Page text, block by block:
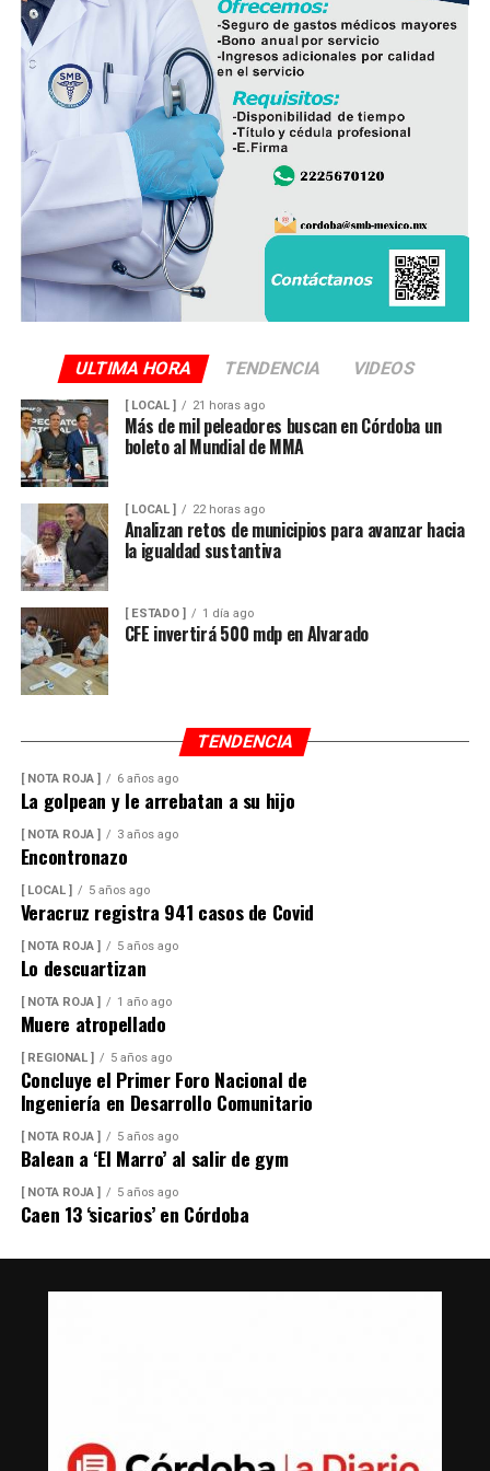
operan ocho empresas productoras con más de 350
granjas avícolas, las cuales representan una importante
fuente de empleo y desarrollo económico para
comunidades rurales de ambas entidades.
ULTIMA HORA TENDENCIA VIDEOS
[ LOCAL ] 21 horas ago
Más de mil peleadores buscan en Córdoba un
boleto al Mundial de MMA
[ LOCAL ] 22 horas ago
Analizan retos de municipios para avanzar hacia
la igualdad sustantiva
[ ESTADO ] 1 día ago
CFE invertirá 500 mdp en Alvarado
TENDENCIA
[ NOTA ROJA ] 6 años ago
La golpean y le arrebatan a su hijo
[ NOTA ROJA ] 3 años ago
Encontronazo
[ LOCAL ] 5 años ago
Veracruz registra 941 casos de Covid
[ NOTA ROJA ] 5 años ago
Lo descuartizan
[ NOTA ROJA ] 1 año ago
Muere atropellado
[ REGIONAL ] 5 años ago
Concluye el Primer Foro Nacional de
Ingeniería en Desarrollo Comunitario
[ NOTA ROJA ] 5 años ago
Balean a ‘El Marro’ al salir de gym
[ NOTA ROJA ] 5 años ago
Caen 13 ‘sicarios’ en Córdoba